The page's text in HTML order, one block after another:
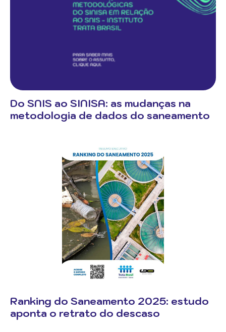
Do SNIS ao SINISA: as mudanças na
metodologia de dados do saneamento
Ranking do Saneamento 2025: estudo
aponta o retrato do descaso